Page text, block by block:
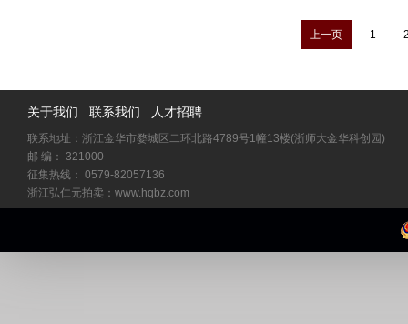
上一页 1
关于我们 联系我们 人才招聘
联系地址：浙江金华市婺城区二环北路4789号1幢13楼(浙师大金华科创园)
邮 编： 321000
征集热线： 0579-82057136
浙江弘仁元拍卖：www.hqbz.com